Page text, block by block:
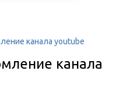
канала youtube
канала